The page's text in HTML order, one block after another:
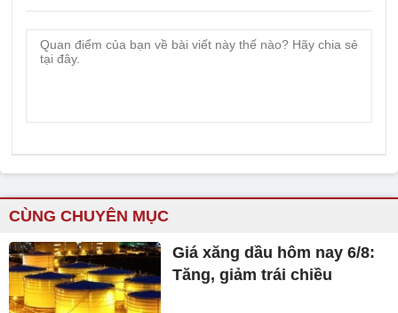
CÙNG CHUYÊN MỤC
Giá xăng dầu hôm nay 6/8:
Tăng, giảm trái chiều